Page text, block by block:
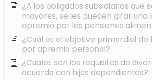
¿A los obligados subsidiarios que
mayores, se les pueden girar una
apremio por las pensiones
¿Cuál es el objetivo primordial de
por apremio personal?
¿Cuáles son los requisitos de
acuerdo con hijos dependientes?